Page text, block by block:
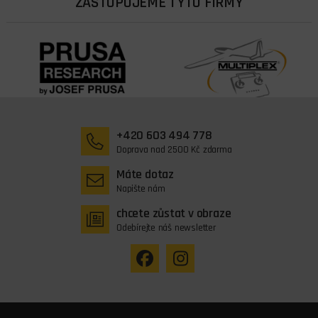
+420 603 494 778
Doprava nad 2500 Kč zdarma
Máte dotaz
Napište nám
chcete zůstat v obraze
Odebírejte náš newsletter